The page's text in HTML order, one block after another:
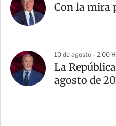
Con la mira
10 de agosto - 2:00
La
agosto de